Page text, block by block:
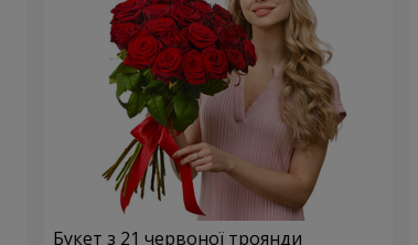
Букет з 21 червоної троянди